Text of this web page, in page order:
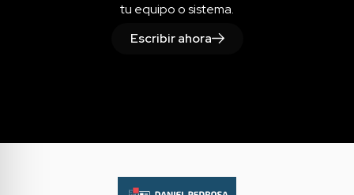
tu equipo o sistema.
Escribir ahora